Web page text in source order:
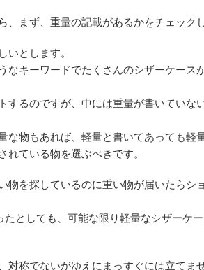
、まず、重量の記載があるかをチェック
とします。
なキーワードでたくさんのシザーケース
するのですが、中には重量が書いていな
な物もあれば、軽量と書いてあっても軽
ている物を選ぶべきです。
物を探しているのに重い物が届いたらシ
としても、可能な限り軽量なシザーケ
対称でないがゆえにまっすぐには立てませ